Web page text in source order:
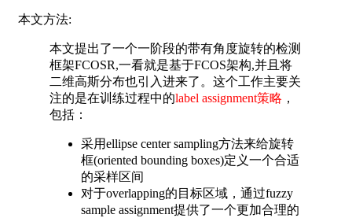
本文方法:
本文提出了一个一阶段的带有角度旋转的检测
框架FCOSR,一看就是基于FCOS架构,并且将
二维高斯分布也引入进来了。这个工作主要关
注的是在训练过程中的label assignment策略 ，
包括：
采用ellipse center sampling方法来给旋转
框(oriented bounding boxes)定义一个合适
的采样区间
对于overlapping的目标区域，通过fuzzy
sample assignment提供了一个更加合理的